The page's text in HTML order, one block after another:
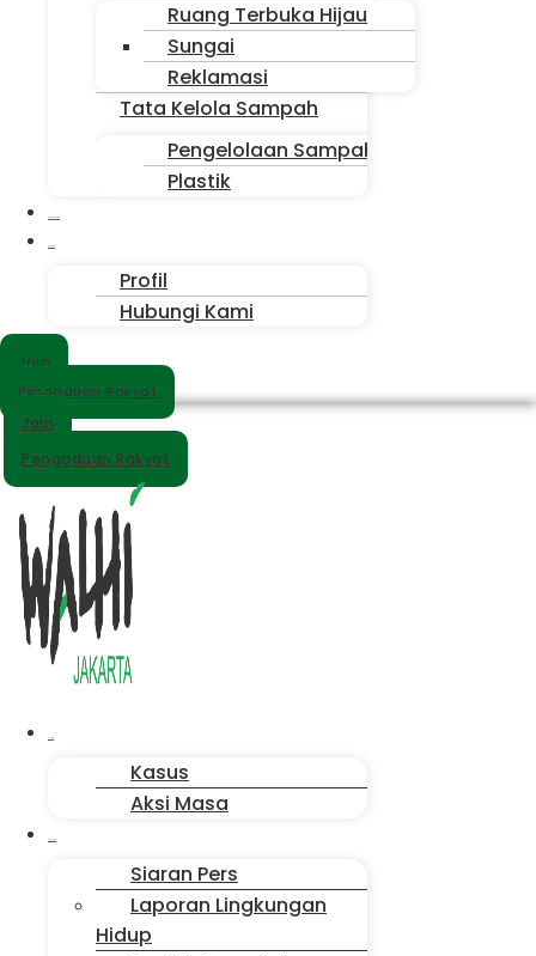
Ruang Terbuka Hijau
Sungai
Reklamasi
Tata Kelola Sampah
Pengelolaan Sampah
Plastik
Profil
Hubungi Kami
Join
Pengaduan Rakyat
Join
Pengaduan Rakyat
Menu
Kasus
Aksi Masa
Siaran Pers
Laporan Lingkungan
Hidup